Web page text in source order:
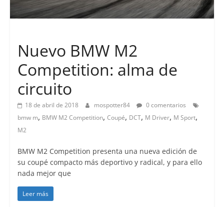
Nuevo BMW M2
Competition: alma de
circuito
18 de abril de 2018 mospotter84
0 comentarios
bmw m, BMW M2 Competition, Coupé, DCT, M Driver, M Sport,
M2
BMW M2 Competition presenta una nueva edición de
su coupé compacto más deportivo y radical, y para ello
nada mejor que
Leer más